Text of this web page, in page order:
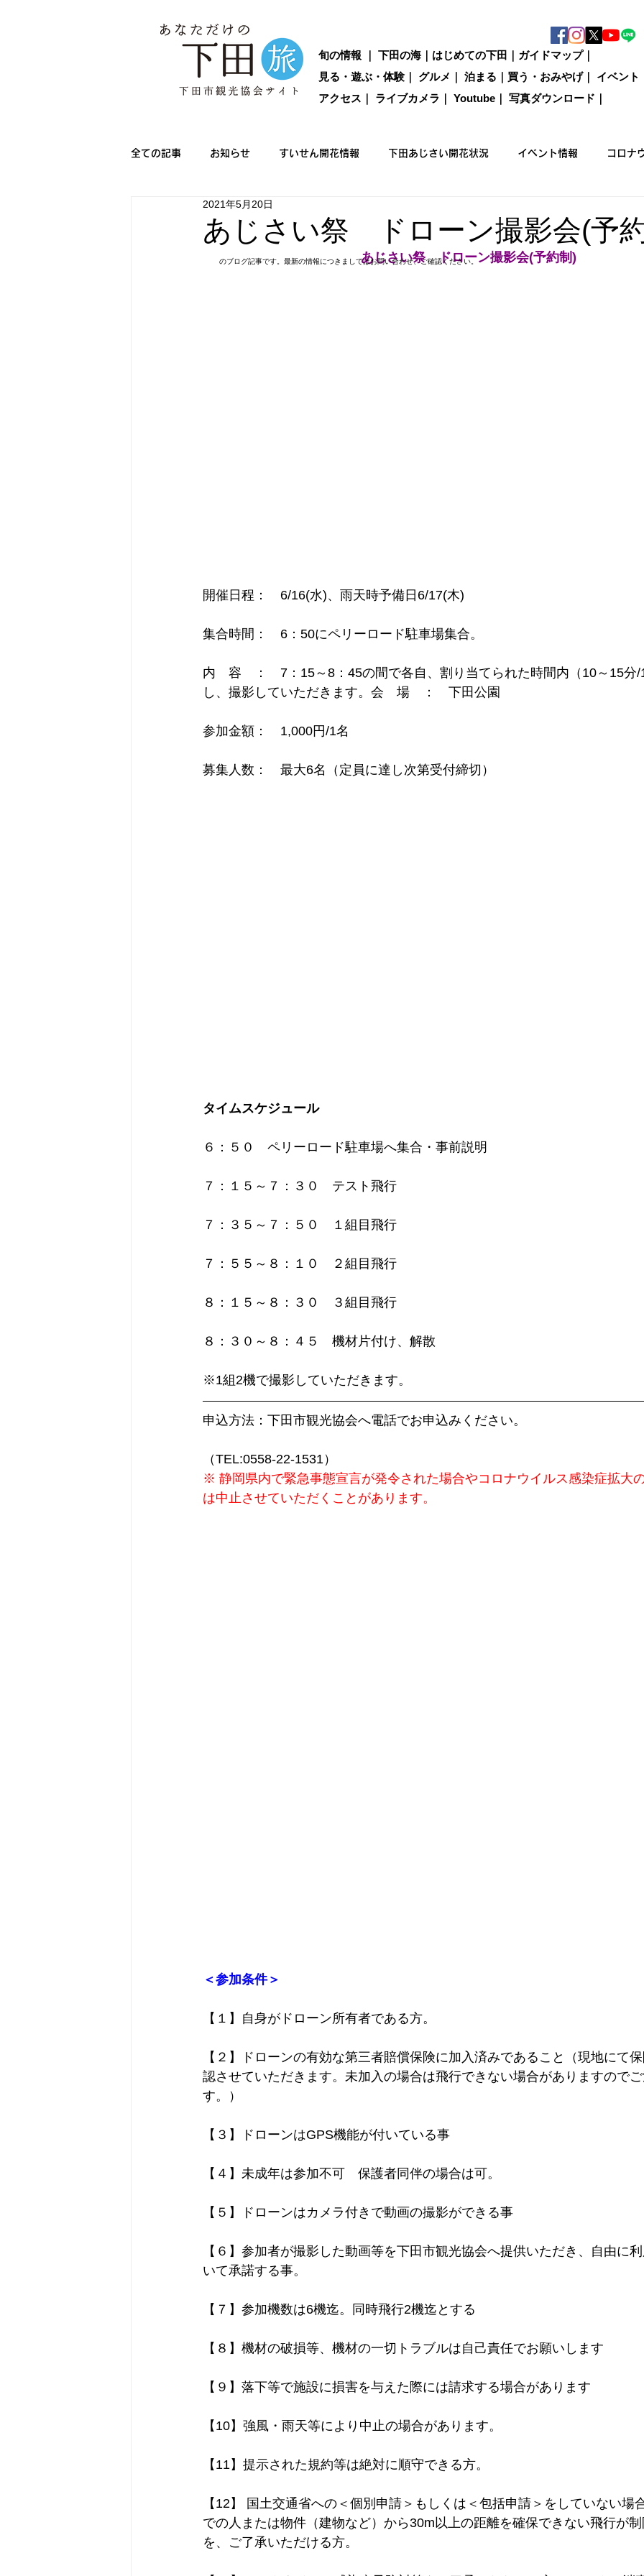
旬の情報 ｜ 下田の海 ｜ はじめての下田 ｜ ガイドマップ｜
見る・遊ぶ・体験｜ グルメ ｜ 泊まる ｜ 買う・おみやげ｜ イベント
アクセス ｜ ライブカメラ ｜ Youtube ｜ 写真ダウンロード ｜
全ての記事 お知らせ すいせん開花情報 下田あじさい開花状況 イベント情報 コロナ
メディア情報 きんめ祭り
下田サマーフェスタ ノルディックウォーキング
あじさい祭 ドローン撮影会(予
2021年5月20日
あじさい祭　ドローン撮影会(予約制)
開催日程：　6/16(水)、雨天時予備日6/17(木)
集合時間：　6：50にペリーロード駐車場集合。
内　容　：　7：15～8：45の間で各自、割り当てられた時間内（10～15分
し、撮影していただきます。会　場　：　下田公園
参加金額：　1,000円/1名
募集人数：　最大6名（定員に達し次第受付締切）
タイムスケジュール
６：５０　ペリーロード駐車場へ集合・事前説明
７：１５～７：３０　テスト飛行
７：３５～７：５０　１組目飛行
７：５５～８：１０　２組目飛行
８：１５～８：３０　３組目飛行
８：３０～８：４５　機材片付け、解散
※1組2機で撮影していただきます。
申込方法：下田市観光協会へ電話でお申込みください。
（TEL:0558-22-1531）
※ 静岡県内で緊急事態宣言が発令された場合やコロナウイルス感染症拡大
は中止させていただくことがあります。
＜参加条件＞
【１】自身がドローン所有者である方。
【２】ドローンの有効な第三者賠償保険に加入済みであること（現地にて
認させていただきます。未加入の場合は飛行できない場合がありますのでご
す。）
【３】ドローンはGPS機能が付いている事
【４】未成年は参加不可　保護者同伴の場合は可。
【５】ドローンはカメラ付きで動画の撮影ができる事
【６】参加者が撮影した動画等を下田市観光協会へ提供いただき、自由に
いて承諾する事。
【７】参加機数は6機迄。同時飛行2機迄とする
【８】機材の破損等、機材の一切トラブルは自己責任でお願いします
【９】落下等で施設に損害を与えた際には請求する場合があります
【10】強風・雨天等により中止の場合があります。
【11】提示された規約等は絶対に順守できる方。
【12】 国土交通省への＜個別申請＞もしくは＜包括申請＞をしていない場
での人または物件（建物など）から30m以上の距離を確保できない飛行が制
を、ご了承いただける方。
のブログ記事です。最新の情報につきましてはお問い合わせ、ご確認ください。